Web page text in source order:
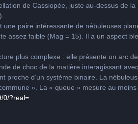
de Cassiopée, juste au-dessus de
paire intéressante de nébuleuses
assez faible (Mag = 15). Il a un aspect
plus complexe : elle présente un arc
de choc de la matière interagissant
proche d’un système binaire. La
». La « queue » mesure au
0/?real=